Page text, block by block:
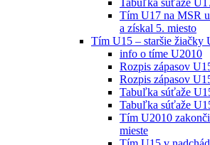
Tím U17 na MSR
a získal 5. miesto
Tím U15 – staršie žiačky
info o tíme U2010
Rozpis zápasov
Rozpis zápasov
Tabuľka súťaže
Tabuľka súťaže
Tím U2010
mieste